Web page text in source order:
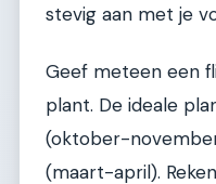
stevig aan met je
Geef meteen een
plant. De ideale
(oktober-
(maart-april).